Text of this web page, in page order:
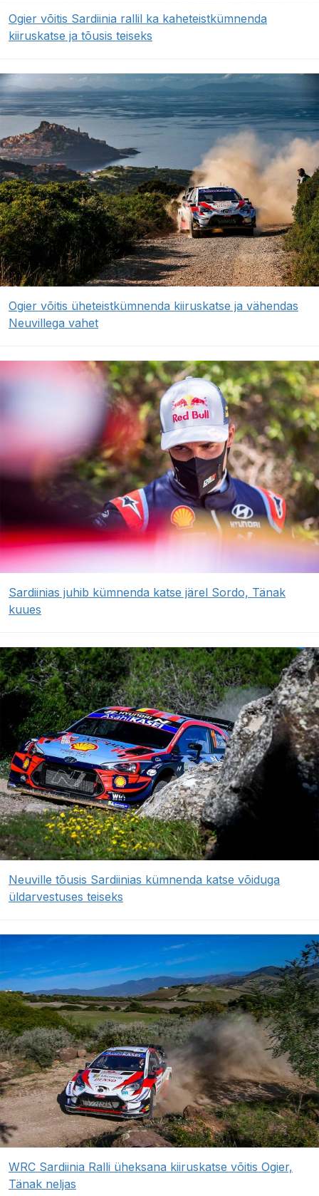
Ogier võitis Sardiinia rallil ka kaheteistkümnenda
kiiruskatse ja tõusis teiseks
Ogier võitis üheteistkümnenda kiiruskatse ja vähendas
Neuvillega vahet
Sardiinias juhib kümnenda katse järel Sordo, Tänak
kuues
Neuville tõusis Sardiinias kümnenda katse võiduga
üldarvestuses teiseks
WRC Sardiinia Ralli üheksana kiiruskatse võitis Ogier,
Tänak neljas